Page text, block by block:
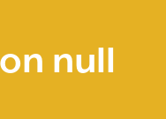
null